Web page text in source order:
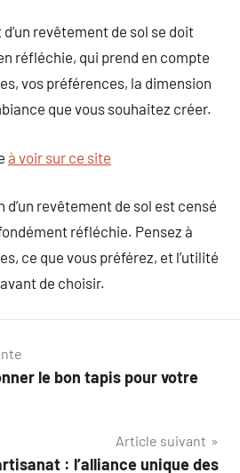
revêtement de sol se doit
réfléchie, qui prend en compte
vos préférences, la dimension
que vous souhaitez créer.
à voir sur ce site
d’un revêtement de sol est censé
réfléchie. Pensez à
ce que vous préférez, et l’utilité
de choisir.
le bon tapis pour votre
Article suivant
: l’alliance unique des